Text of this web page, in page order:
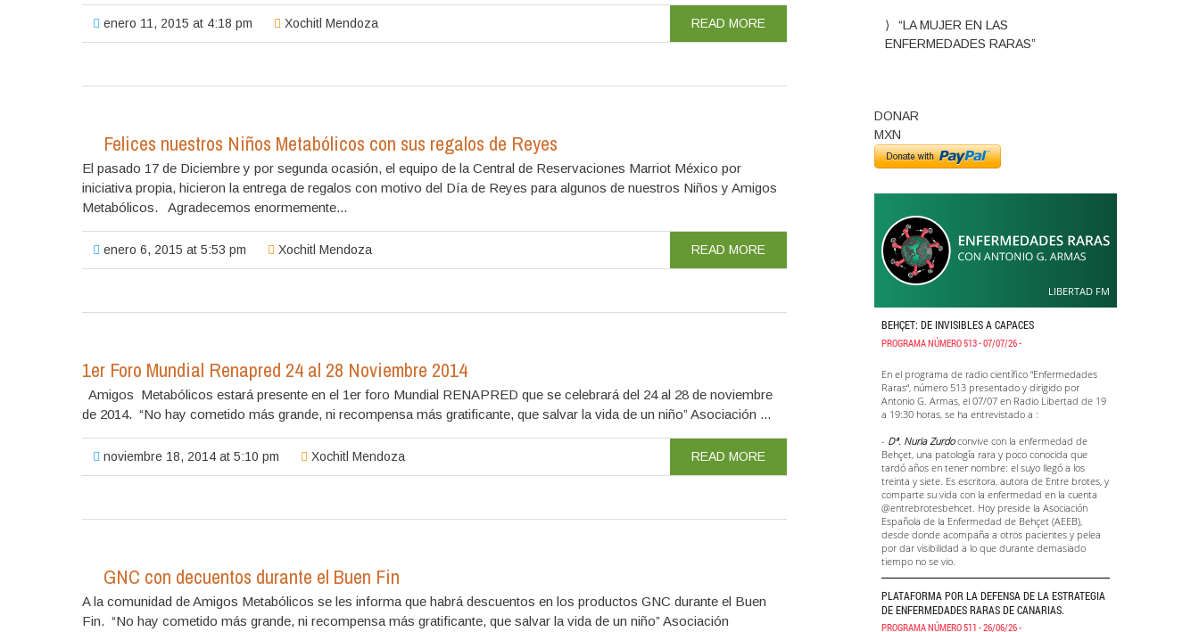
enero 11, 2015 at 4:18 pm Xochitl Mendoza READ MORE
Felices nuestros Niños Metabólicos con sus regalos de Reyes
El pasado 17 de Diciembre y por segunda ocasión, el equipo de la Central de Reservaciones Marriot México por
iniciativa propia, hicieron la entrega de regalos con motivo del Día de Reyes para algunos de nuestros Niños y Amigos
Metabólicos. Agradecemos enormemente...
enero 6, 2015 at 5:53 pm Xochitl Mendoza READ MORE
1er Foro Mundial Renapred 24 al 28 Noviembre 2014
Amigos Metabólicos estará presente en el 1er foro Mundial RENAPRED que se celebrará del 24 al 28 de noviembre
de 2014. “No hay cometido más grande, ni recompensa más gratificante, que salvar la vida de un niño” Asociación ...
noviembre 18, 2014 at 5:10 pm Xochitl Mendoza READ MORE
GNC con decuentos durante el Buen Fin
A la comunidad de Amigos Metabólicos se les informa que habrá descuentos en los productos GNC durante el Buen
Fin. “No hay cometido más grande, ni recompensa más gratificante, que salvar la vida de un niño” Asociación
“LA MUJER EN LAS
ENFERMEDADES RARAS”
DONAR
MXN